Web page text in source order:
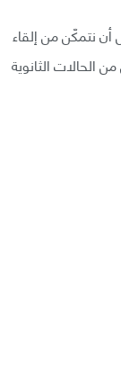
أن نتمكّن من إلقاء
الحالات الثانوية